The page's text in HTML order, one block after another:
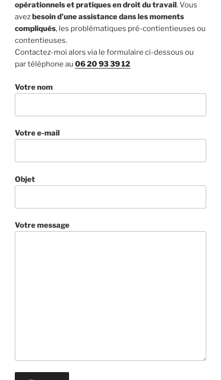
opérationnels et pratiques en droit du travail. Vous
avezbesoin d’une assistance dans les moments
compliqués, les problématiques pré-contientieuses ou
contentieuses.
Contactez-moi alors via le formulaire ci-dessous ou
par téléphone au 06 20 93 39 12
Votre nom
Votre e-mail
Objet
Votre message